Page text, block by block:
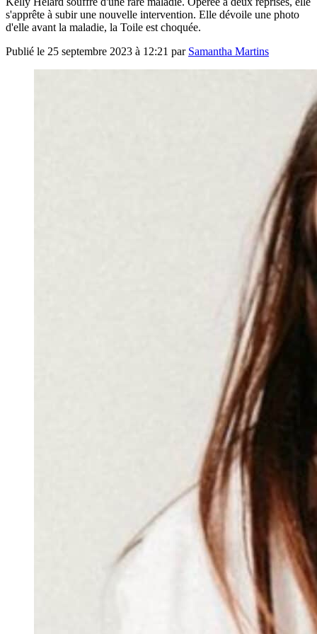
s'apprête à subir une nouvelle intervention. Elle dévoile une photo
d'elle avant la maladie, la Toile est choquée.
Publié le 25 septembre 2023 à 12:21 par Samantha Martins